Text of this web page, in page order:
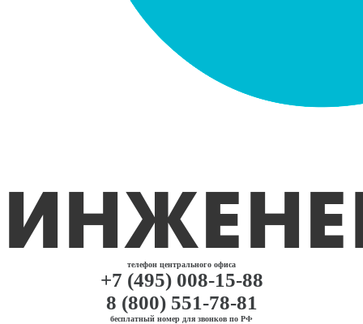
телефон центрального офиса
+7 (495) 008-15-88
8 (800) 551-78-81
бесплатный номер для звонков по РФ